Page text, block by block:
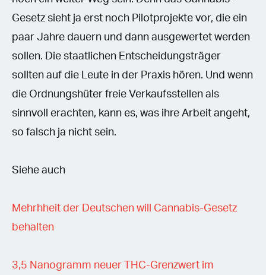
Gesetz sieht ja erst noch Pilotprojekte vor, die ein
paar Jahre dauern und dann ausgewertet werden
sollen. Die staatlichen Entscheidungsträger
sollten auf die Leute in der Praxis hören. Und wenn
die Ordnungshüter freie Verkaufsstellen als
sinnvoll erachten, kann es, was ihre Arbeit angeht,
so falsch ja nicht sein.
Siehe auch
Mehrhheit der Deutschen will Cannabis-Gesetz
behalten
3,5 Nanogramm neuer THC-Grenzwert im